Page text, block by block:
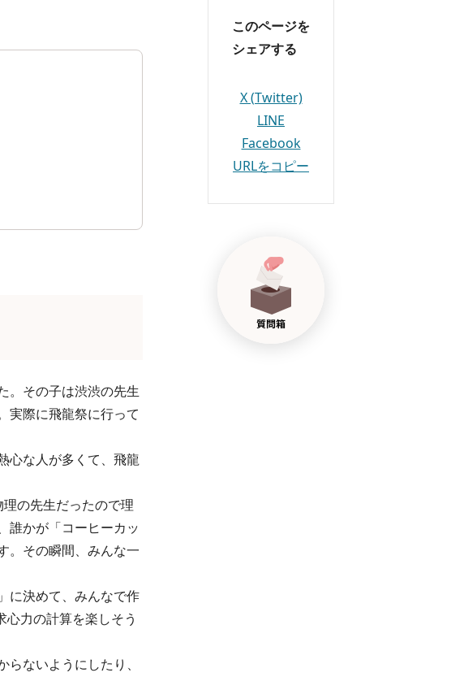
。その子は渋渋の先生
実際に飛龍祭に行って
心な人が多くて、飛龍
の先生だったので理
誰かが「コーヒーカッ
。その瞬間、みんな一
に決めて、みんなで作
力の計算を楽しそう
ないようにしたり、
このページを
シェアする
X (Twitter)
LINE
Facebook
URLをコピー